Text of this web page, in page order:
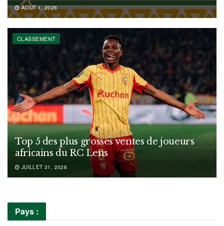
AOÛT 1, 2026
CLASSEMENT
Top 5 des plus grosses ventes de joueurs
africains du RC Lens
JUILLET 31, 2026
Pays :